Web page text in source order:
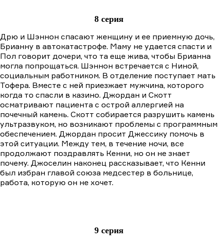
8 серия
Дрю и Шэннон спасают женщину и ее приемную дочь,
Брианну в автокатастрофе. Маму не удается спасти и
Пол говорит дочери, что та еще жива, чтобы Брианна
могла попрощаться. Шэннон встречается с Ниной,
социальным работником. В отделение поступает мать
Тофера. Вместе с ней приезжает мужчина, которого
когда то спасли в казино. Джордан и Скотт
осматривают пациента с острой аллергией на
почечный камень. Скотт собирается разрушить камень
ультразвуком, но возникают проблемы с программным
обеспечением. Джордан просит Джессику помочь в
этой ситуации. Между тем, в течение ночи, все
продолжают поздравлять Кенни, но он не знает
почему. Джоселин наконец рассказывает, что Кенни
был избран главой союза медсестер в больнице,
работа, которую он не хочет.
9 серия